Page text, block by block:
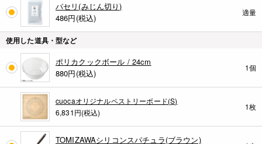
パセリ(みじん切り)
486円(税込)
適量
使用した道具・型など
ポリカクックボール / 24cm
880円(税込)
1個
cuocaオリジナルペストリーボード(S)
6,831円(税込)
1枚
TOMIZAWAシリコンスパチュラ(ブラウン)